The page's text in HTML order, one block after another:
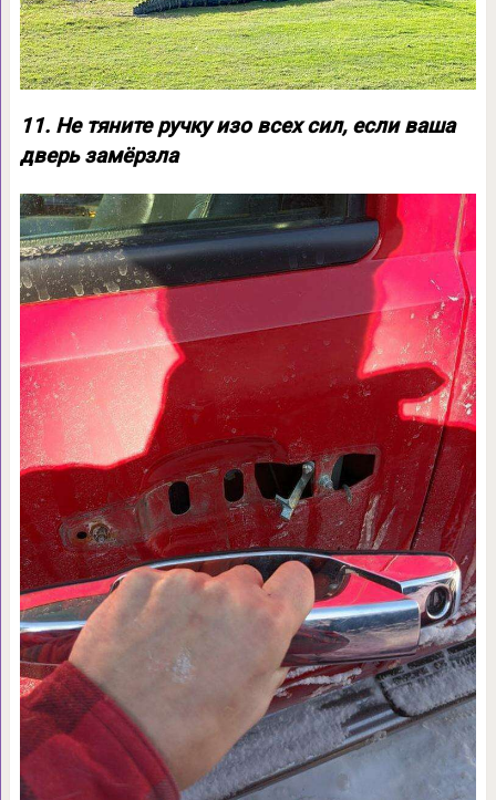
11. Не тяните ручку изо всех сил, если ваша
дверь замёрзла